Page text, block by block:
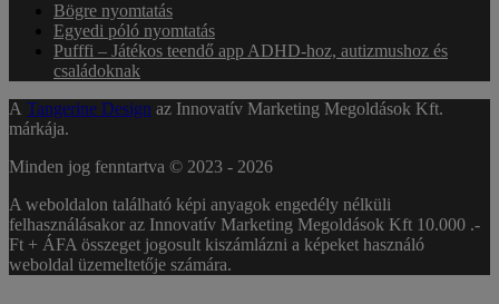
Bögre nyomtatás
Egyedi póló nyomtatás
Pufffi – Játékos teendő app ADHD-hoz, autizmushoz és
családoknak
A Tangerine Design az Innovatív Marketing Megoldások Kft.
márkája.
Minden jog fenntartva © 2023 - 2026
A weboldalon található képi anyagok engedély nélküli
felhasználásakor az Innovatív Marketing Megoldások Kft 10.000 .-
Ft + ÁFA összeget jogosult kiszámlázni a képeket használó
weboldal üzemeltetője számára.